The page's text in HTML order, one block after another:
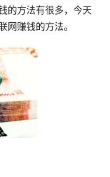
的方法有很多，今天
网赚钱的方法。